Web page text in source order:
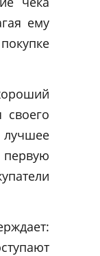
ему
своего